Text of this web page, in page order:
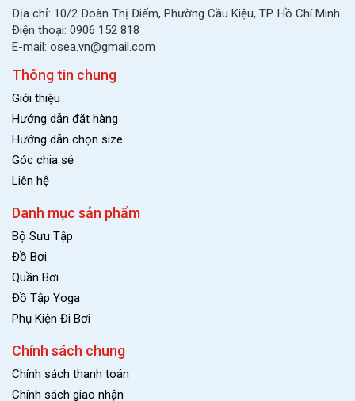
Địa chỉ: 10/2 Đoàn Thị Điểm, Phường Cầu Kiệu, TP. Hồ Chí Minh
Điện thoại: 0906 152 818
E-mail: osea.vn@gmail.com
Thông tin chung
Giới thiệu
Hướng dẫn đặt hàng
Hướng dẫn chọn size
Góc chia sẻ
Liên hệ
Danh mục sản phẩm
Bộ Sưu Tập
Đồ Bơi
Quần Bơi
Đồ Tập Yoga
Phụ Kiện Đi Bơi
Chính sách chung
Chính sách thanh toán
Chính sách giao nhận